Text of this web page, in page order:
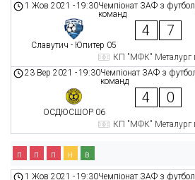
Чемпіонат ЗАФ з
команд
1 Жов 2021 -19:30
Славутич - Юпитер 05
4 7
КП "МФК" Металург
Чемпіонат ЗАФ з
команд
23 Вер 2021 -19:30
ОСДЮСШОР 06
4 0
КП "МФК" Металург
п п п н в
Чемпіонат ЗАФ з
1 Жов 2021 -19:30